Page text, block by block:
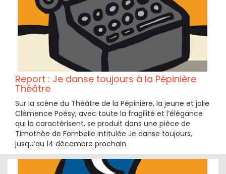
Report : Je danse toujours à la Pépinière
Théâtre
Sur la scène du Théâtre de la Pépinière, la jeune et jolie
Clémence Poésy, avec toute la fragilité et l’élégance
qui la caractérisent, se produit dans une pièce de
Timothée de Fombelle intitulée Je danse toujours,
jusqu’au 14 décembre prochain.